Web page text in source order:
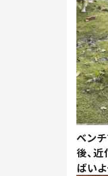
ベン
後、
ばい